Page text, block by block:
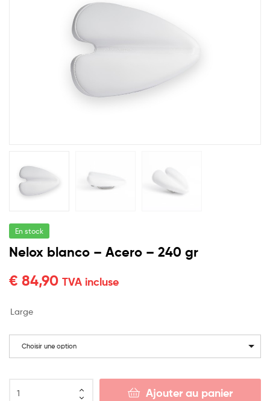
para
cada
En stock
Nelox blanco – Acero – 240 gr
€ 84,90 TVA incluse
Large
Choisir une option
Ajouter au panier